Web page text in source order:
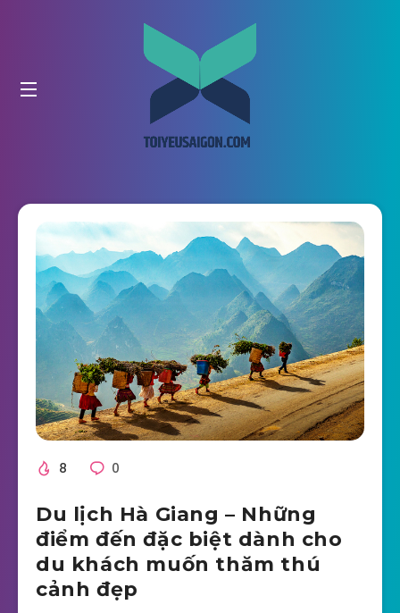
8 0
Du lịch Hà Giang – Những
điểm đến đặc biệt dành cho
du khách muốn thăm thú
cảnh đẹp